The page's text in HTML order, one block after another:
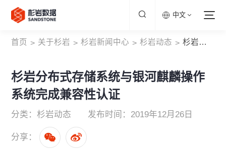
中文
首页 > 关于杉岩 > 杉岩新闻中心 > 杉岩动态 > 杉岩分布式存储系统与银河麒麟操作系统完成兼容性认证
杉岩分布式存储系统与银河麒麟操作
系统完成兼容性认证
分类：杉岩动态 发布时间：2019年12月26日
分享：